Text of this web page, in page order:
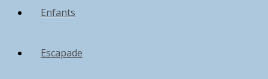
Enfants
Escapade